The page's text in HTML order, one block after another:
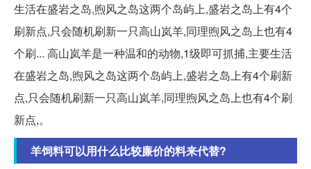
生活在盛岩之岛,煦风之岛这两个岛屿上,盛岩之岛上有4个
刷新点,只会随机刷新一只高山岚羊,同理煦风之岛上也有4
个刷... 高山岚羊是一种温和的动物,1级即可抓捕,主要生活
在盛岩之岛,煦风之岛这两个岛屿上,盛岩之岛上有4个刷新
点,只会随机刷新一只高山岚羊,同理煦风之岛上也有4个刷
新点,。
羊饲料可以用什么比较廉价的料来代替?